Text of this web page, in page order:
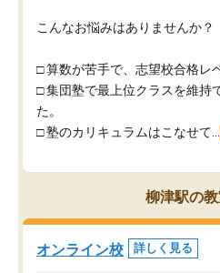
こんなお悩みはありませんか？
□ 算数が苦手で、志望校合格レ
□ 集団塾で最上位クラスを維持
た。
□ 塾のカリキュラムはこなせて...
柳津駅の
オンライン校 詳しく見る